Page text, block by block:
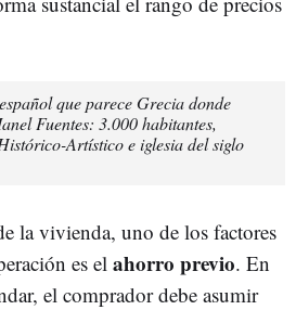
que parece Grecia donde
Fuentes: 3.000 habitantes,
Artístico e iglesia del siglo
la vivienda, uno de los factores
es el ahorro previo. En
el comprador debe asumir